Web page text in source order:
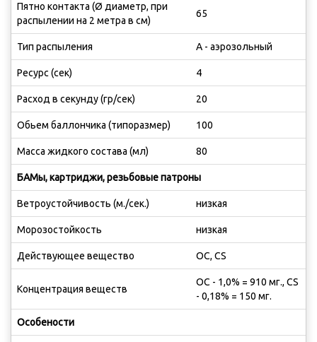
Пятно контакта (Ø диаметр, при
распылении на 2 метра в см)
65
Тип распыления А - аэрозольный
Ресурс (сек) 4
Расход в секунду (гр/сек) 20
Обьем баллончика (типоразмер) 100
Масса жидкого состава (мл) 80
БАМы, картриджи, резьбовые патроны
Ветроустойчивость (м./сек.) низкая
Морозостойкость низкая
Действующее вещество OC, CS
Концентрация веществ
ОС - 1,0% = 910 мг., CS
- 0,18% = 150 мг.
Особености